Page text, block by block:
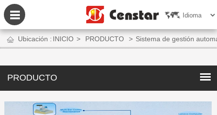
Ubicación : INICIO > PRODUCTO > Sistema de gestión
PRODUCTO